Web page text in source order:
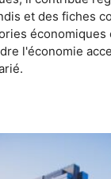
et des fiches
économiques
l'économie